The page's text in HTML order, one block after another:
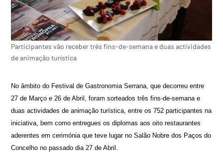
Participantes vão receber três fins-de-semana e duas actividades
de animação turística
No âmbito do Festival de Gastronomia Serrana, que decorreu entre
27 de Março e 26 de Abril, foram sorteados três fins-de-semana e
duas actividades de animação turística, entre os 752 participantes na
iniciativa, bem como entregues os diplomas aos oito restaurantes
aderentes em cerimónia que teve lugar no Salão Nobre dos Paços do
Concelho no passado dia 27 de Abril.